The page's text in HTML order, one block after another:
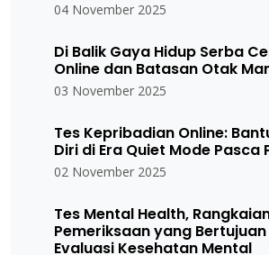
04 November 2025
Di Balik Gaya Hidup Serba
Online dan Batasan Otak
03 November 2025
Tes Kepribadian Online:
Diri di Era Quiet Mode Pasca
02 November 2025
Tes Mental Health,
Pemeriksaan yang
Evaluasi Kesehatan Mental